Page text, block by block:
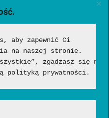
aby zapewnić Ci
na naszej stronie.
zgadzasz się
polityką prywatności.
Ranking najlepszych modeli
AI?
jak działa i czy warto?
wrażenia
Profesje, w których człowiek